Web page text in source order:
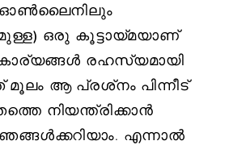
ഒരു കൂട്ടായ്മയാണ്
രഹസ്യമായി
ആ പ്രശ്‌നം പിന്നീട്
നിയന്ത്രിക്കാൻ
എന്നാൽ